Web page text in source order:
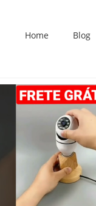
Home Blog